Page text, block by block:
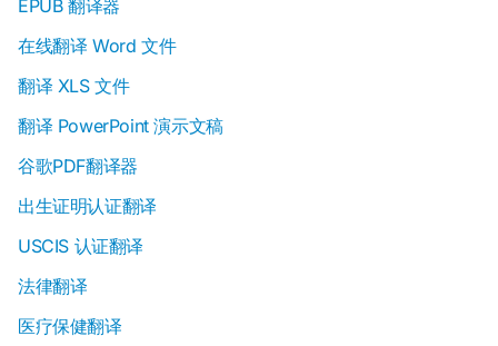
EPUB 翻译器
在线翻译 Word 文件
翻译 XLS 文件
翻译 PowerPoint 演示文稿
谷歌PDF翻译器
出生证明认证翻译
USCIS 认证翻译
法律翻译
医疗保健翻译